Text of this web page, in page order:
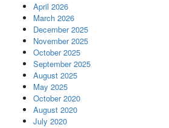
April 2026
March 2026
December 2025
November 2025
October 2025
September 2025
August 2025
May 2025
October 2020
August 2020
July 2020